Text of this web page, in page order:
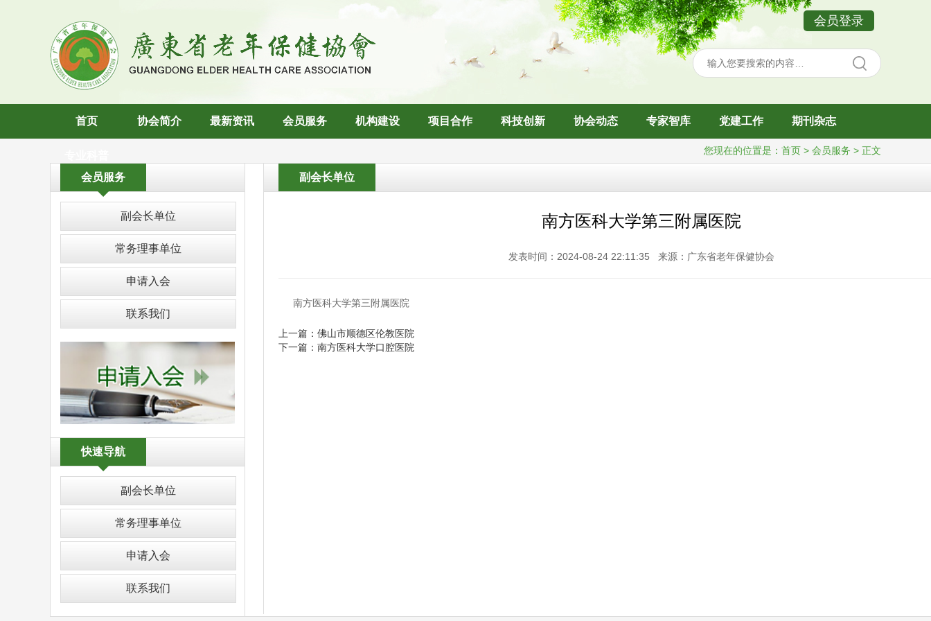
会员登录
首页 协会简介 最新资讯 会员服务 机构建设 项目合作 科技创新 协会动态 专家智库 党建工作 期刊杂志
您现在的位置是： 首页 > 会员服务 > 正文
会员服务
副会长单位
常务理事单位
申请入会
联系我们
快速导航
副会长单位
常务理事单位
申请入会
联系我们
副会长单位
南方医科大学第三附属医院
发表时间：2024-08-24 22:11:35 来源：广东省老年保健协会
南方医科大学第三附属医院
上一篇：佛山市顺德区伦教医院
下一篇：南方医科大学口腔医院